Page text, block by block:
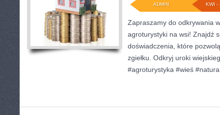
KWI -
ADMIN
Zapraszamy do odkrywania
agroturystyki na wsi! Znajdź
doświadczenia, które
zgiełku. Odkryj uroki
#agroturystyka #wieś #natura